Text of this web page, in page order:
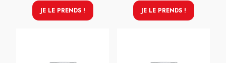
JE LE PRENDS ! JE LE PRENDS !